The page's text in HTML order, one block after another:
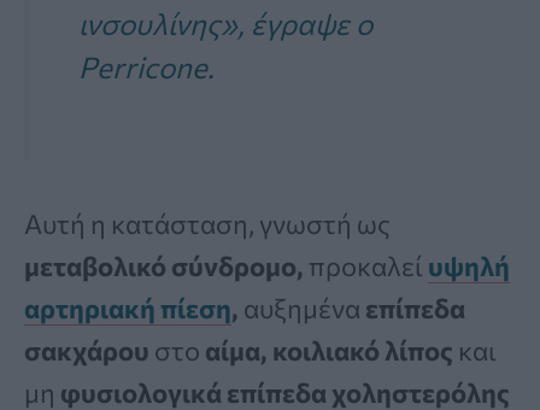
ινσουλίνης», έγραψε ο
Perricone.
Αυτή η κατάσταση, γνωστή ως
μεταβολικό σύνδρομο, προκαλεί υψηλή
αρτηριακή πίεση, αυξημένα επίπεδα
σακχάρου στο αίμα, κοιλιακό λίπος και
μη φυσιολογικά επίπεδα χοληστερόλης